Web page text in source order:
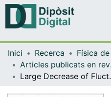
Inici Recerca
Large